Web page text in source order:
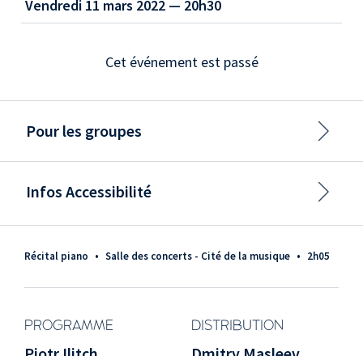
Récital piano • Salle des concerts - Cité de la musique • 2h05
PROGRAMME DISTRIBUTION
Vendredi 11 mars 2022 — 20h30
Cet événement est passé
Pour les groupes
Infos Accessibilité